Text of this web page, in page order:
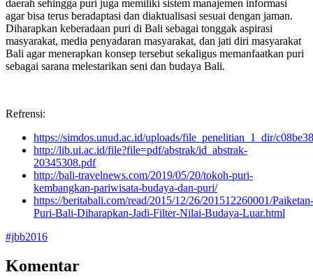
daerah sehingga puri juga memiliki sistem manajemen informasi
agar bisa terus beradaptasi dan diaktualisasi sesuai dengan jaman.
Diharapkan keberadaan puri di Bali sebagai tonggak aspirasi
masyarakat, media penyadaran masyarakat, dan jati diri masyarakat
Bali agar menerapkan konsep tersebut sekaligus memanfaatkan puri
sebagai sarana melestarikan seni dan budaya Bali.
Refrensi:
https://simdos.unud.ac.id/uploads/file_penelitian_1_dir/
http://lib.ui.ac.id/file?file=pdf/abstrak/id_abstrak-
20345308.pdf
http://bali-travelnews.com/2019/05/20/tokoh-puri-
kembangkan-pariwisata-budaya-dan-puri/
https://beritabali.com/read/2015/12/26/201512260001/Paiketan-
Puri-Bali-Diharapkan-Jadi-Filter-Nilai-Budaya-Luar.html
#jbb2016
Komentar